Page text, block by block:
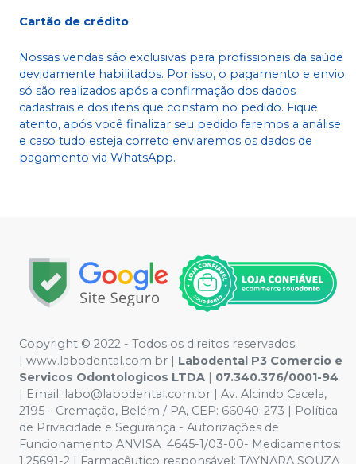
Cartão de crédito
Nossas vendas são exclusivas para profissionais da saúde
devidamente habilitados. Por isso, o pagamento e envio
só são realizados após a confirmação dos dados
cadastrais e dos itens que constam no pedido. Fique
atento, após você finalizar seu pedido faremos a análise
e caso tudo esteja correto enviaremos os dados de
pagamento via WhatsApp.
Copyright © 2022 - Todos os direitos reservados
| www.labodental.com.br | Labodental P3 Comercio e
Servicos Odontologicos LTDA | 07.340.376/0001-94
| Email: labo@labodental.com.br | Av. Alcindo Cacela,
2195 - Cremação, Belém / PA, CEP: 66040-273 | Política
de Privacidade e Segurança - Autorizações de
Funcionamento ANVISA 4645-1/03-00- Medicamentos:
1.25691-2 | Farmacêutico responsável: TAYNARA SOUZA